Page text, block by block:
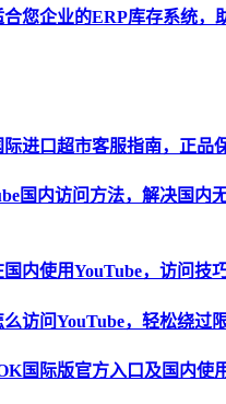
合您企业的ERP库存系统，
际进口超市客服指南，正品
国内访问方法，解决国内
内使用YouTube，访问技
么访问YouTube，轻松绕过
国际版官方入口及国内使